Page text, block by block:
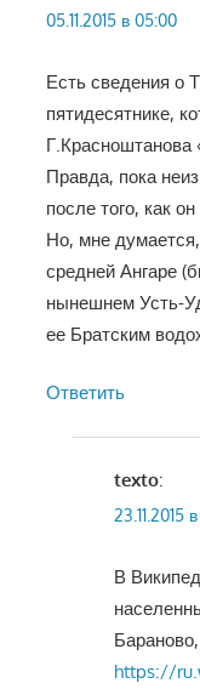
05.11.2015 в 05:00
Есть сведения о
пятидесятнике,
Г.Красноштанова
Правда, пока
после того, как
Но, мне думается,
средней Ангаре
нынешнем Усть-
ее Братским
Ответить
texto:
23.11.2015 в
В
https://